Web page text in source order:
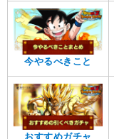
ラディッツ
9.5 /10点
今やるべきこと
おすすめガチャ